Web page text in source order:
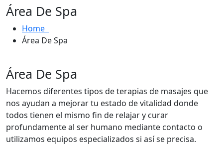
Área De Spa
Home
Área De Spa
Área De Spa
Hacemos diferentes tipos de terapias de masajes que
nos ayudan a mejorar tu estado de vitalidad donde
todos tienen el mismo fin de relajar y curar
profundamente al ser humano mediante contacto o
utilizamos equipos especializados si así se precisa.